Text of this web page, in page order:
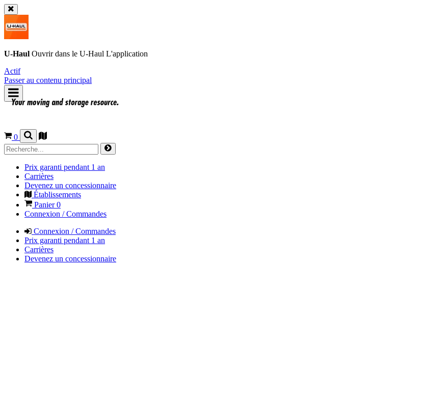
U-Haul Ouvrir dans le U-Haul L'application
Actif
Passer au contenu principal
0
Prix garanti pendant 1 an
Carrières
Devenez un concessionnaire
Établissements
Panier0
Connexion / Commandes
Connexion / Commandes
Prix garanti pendant 1 an
Carrières
Devenez un concessionnaire